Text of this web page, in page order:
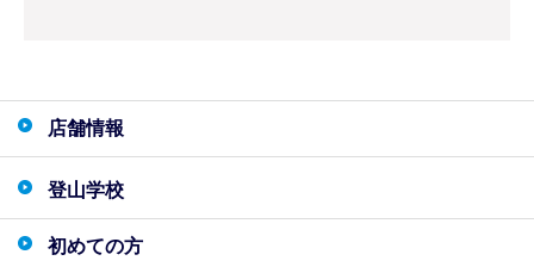
店舗情報
登山学校
初めての方